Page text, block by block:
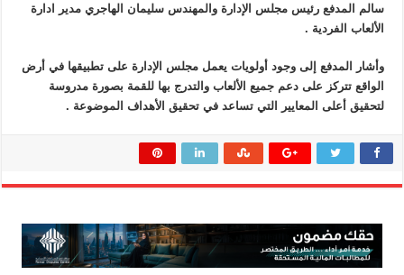
سالم المدفع رئيس مجلس الإدارة والمهندس سليمان الهاجري مدير ادارة
الألعاب الفردية .
وأشار المدفع إلى وجود أولويات يعمل مجلس الإدارة على تطبيقها في أرض
الواقع تتركز على دعم جميع الألعاب والتدرج بها للقمة بصورة مدروسة
لتحقيق أعلى المعايير التي تساعد في تحقيق الأهداف الموضوعة .